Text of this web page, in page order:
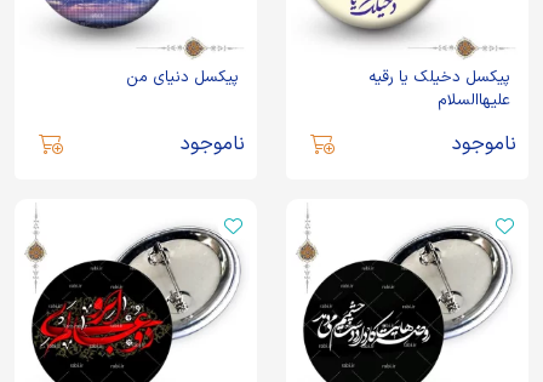
پیکسل دخیلک یا رقیه
علیهاالسلام
ناموجود
پیکسل دنیای من
ناموجود